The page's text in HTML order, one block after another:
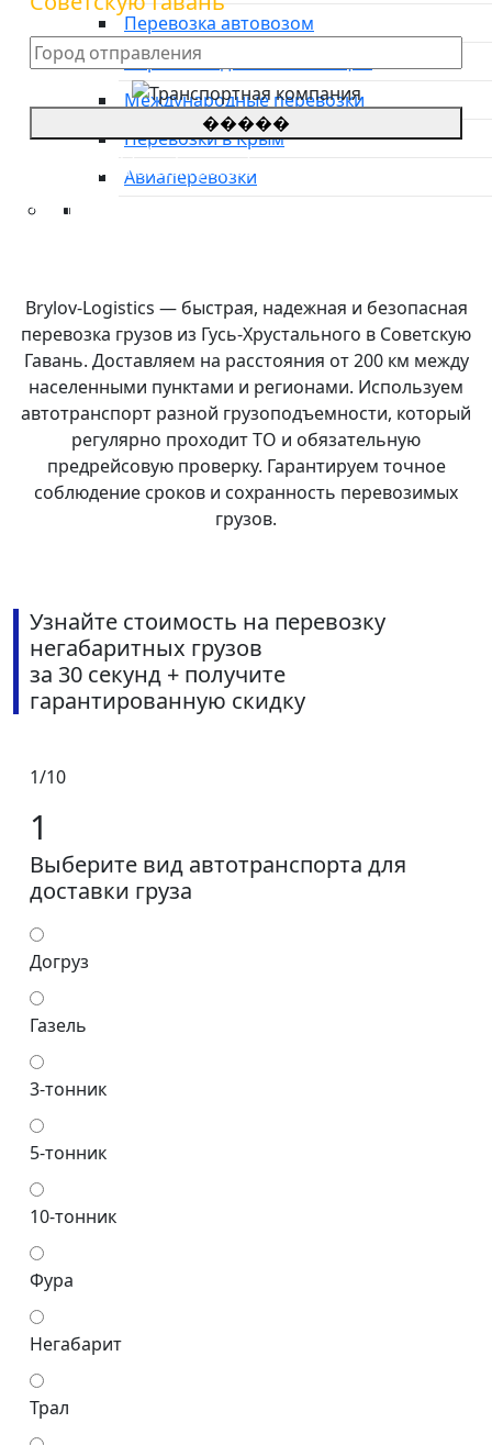
Перевозка автовозом
Перевозка домашних вещей
Международные перевозки
Перевозки в Крым
Авиаперевозки
Тарифы
Международные перевозки
Контакты
�����
*Цены на грузоперевозки указаны
приблизительные, просьба оставить заявку для
уточнения стоимости.
**оставляя заявку, Вы соглашаетесь с
Brylov-Logistics — быстрая, надежная и безопасная
перевозка грузов из Гусь-Хрустального в Советскую
Гавань. Доставляем на расстояния от 200 км между
населенными пунктами и регионами. Используем
автотранспорт разной грузоподъемности, который
регулярно проходит ТО и обязательную
предрейсовую проверку. Гарантируем точное
соблюдение сроков и сохранность перевозимых
грузов.
Узнайте стоимость на перевозку
негабаритных грузов
за 30 секунд + получите
гарантированную скидку
1/10
1
Выберите вид автотранспорта для
доставки груза
Догруз
Газель
3-тонник
5-тонник
10-тонник
Фура
Негабарит
Трал